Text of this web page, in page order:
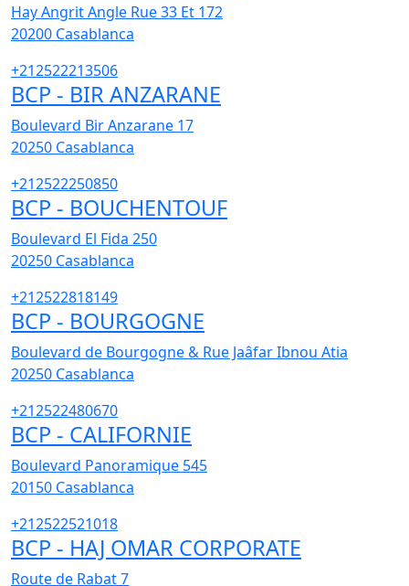
Hay Angrit Angle Rue 33 Et 172
20200 Casablanca
+212522213506
BCP - BIR ANZARANE
Boulevard Bir Anzarane 17
20250 Casablanca
+212522250850
BCP - BOUCHENTOUF
Boulevard El Fida 250
20250 Casablanca
+212522818149
BCP - BOURGOGNE
Boulevard de Bourgogne & Rue Jaâfar Ibnou Atia
20250 Casablanca
+212522480670
BCP - CALIFORNIE
Boulevard Panoramique 545
20150 Casablanca
+212522521018
BCP - HAJ OMAR CORPORATE
Route de Rabat 7